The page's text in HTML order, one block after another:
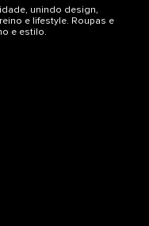
unindo design,
e lifestyle. Roupas e
e estilo.